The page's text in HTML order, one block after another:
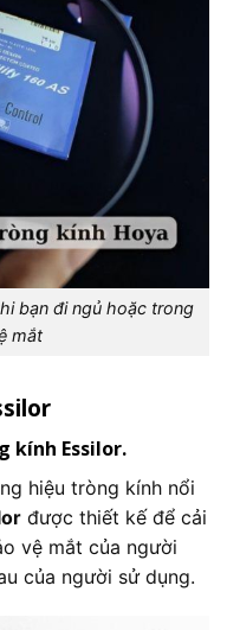
bạn đi ngủ hoặc trong
mắt
kính Essilor.
hiệu tròng kính nổi
được thiết kế để cải
vệ mắt của người
của người sử dụng.